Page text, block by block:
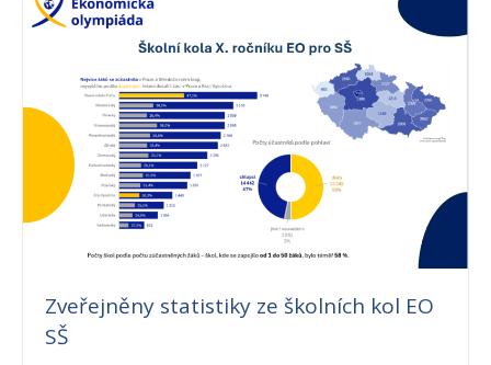
Zveřejněny statistiky ze školních kol EO
SŠ